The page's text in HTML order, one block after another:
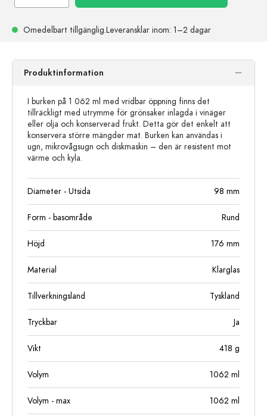
Omedelbart tillgänglig.Leveransklar inom: 1–2 dagar
Produktinformation
I burken på 1 062 ml med vridbar öppning finns det
tillräckligt med utrymme för grönsaker inlagda i vinäger
eller olja och konserverad frukt. Detta gör det enkelt att
konservera större mängder mat. Burken kan användas i
ugn, mikrovågsugn och diskmaskin – den är resistent mot
värme och kyla.
Diameter - Utsida 98 mm
Form - basområde Rund
Höjd 176 mm
Material Klarglas
Tillverkningsland Tyskland
Tryckbar Ja
Vikt 418 g
Volym 1062 ml
Volym - max 1062 ml